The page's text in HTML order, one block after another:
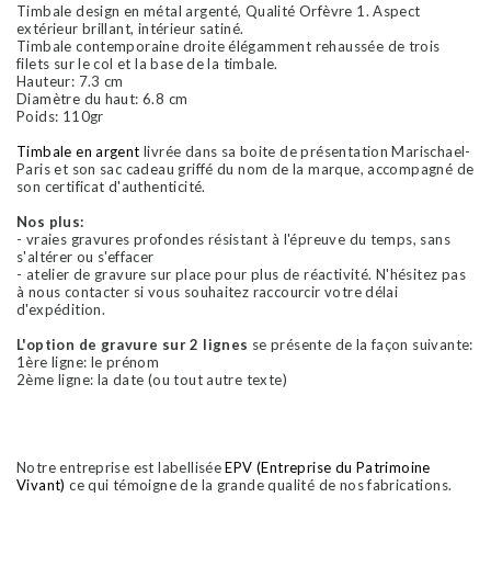
Timbale design en métal argenté, Qualité Orfèvre 1. Aspect
extérieur brillant, intérieur satiné.
Timbale contemporaine droite élégamment rehaussée de trois
filets sur le col et la base de la timbale.
Hauteur: 7.3 cm
Diamètre du haut: 6.8 cm
Poids: 110gr
Timbale en argent livrée dans sa boite de présentation Marischael-
Paris et son sac cadeau griffé du nom de la marque, accompagné de
son certificat d'authenticité.
Nos plus:
- vraies gravures profondes résistant à l'épreuve du temps, sans
s'altérer ou s'effacer
- atelier de gravure sur place pour plus de réactivité. N'hésitez pas
à nous contacter si vous souhaitez raccourcir votre délai
d'expédition.
L'option de gravure sur 2 lignes se présente de la façon suivante:
1ère ligne: le prénom
2ème ligne: la date (ou tout autre texte)
Notre entreprise est labelliséeEPV (Entreprise du Patrimoine
Vivant) ce qui témoigne de la grande qualité de nos fabrications.